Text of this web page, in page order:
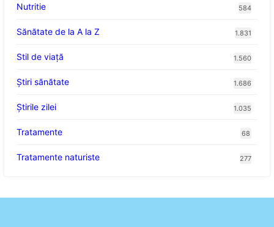
Nutritie 584
Sănătate de la A la Z 1.831
Stil de viaţă 1.560
Ştiri sănătate 1.686
Știrile zilei 1.035
Tratamente 68
Tratamente naturiste 277